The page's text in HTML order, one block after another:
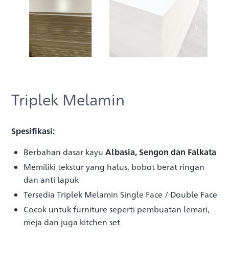
Triplek Melamin
Spesifikasi:
Berbahan dasar kayuAlbasia, Sengon dan Falkata
Memiliki tekstur yang halus, bobot berat ringan
dan anti lapuk
Tersedia Triplek Melamin Single Face / Double Face
Cocok untuk furniture seperti pembuatan lemari,
meja dan juga kitchen set